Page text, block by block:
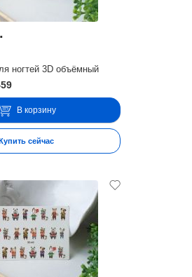
ногтей 3D объёмный
В корзину
сейчас